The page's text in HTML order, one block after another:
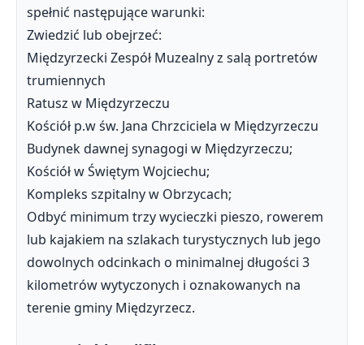
spełnić następujące warunki:
Zwiedzić lub obejrzeć:
Międzyrzecki Zespół Muzealny z salą portretów
trumiennych
Ratusz w Międzyrzeczu
Kościół p.w św. Jana Chrzciciela w Międzyrzeczu
Budynek dawnej synagogi w Międzyrzeczu;
Kościół w Świętym Wojciechu;
Kompleks szpitalny w Obrzycach;
Odbyć minimum trzy wycieczki pieszo, rowerem
lub kajakiem na szlakach turystycznych lub jego
dowolnych odcinkach o minimalnej długości 3
kilometrów wytyczonych i oznakowanych na
terenie gminy Międzyrzecz.